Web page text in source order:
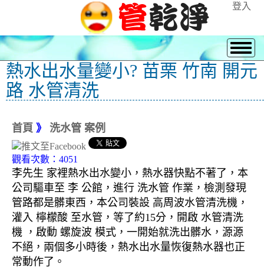
登入
熱水出水量變小? 苗栗 竹南 開元
路 水管清洗
首頁 》 洗水管 案例
觀看次數：4051
李先生 家裡熱水出水變小，熱水器快點不著了，本
公司驅車至 李 公館，進行 洗水管 作業，檢測發現
管路都是髒東西，本公司裝設 高周波水管清洗機，
灌入 檸檬酸 至水管，等了約15分，開啟 水管清洗
機 ，啟動 螺旋波 模式，一開始就洗出髒水，源源
不絕，兩個多小時後，熱水出水量恢復熱水器也正
常動作了。